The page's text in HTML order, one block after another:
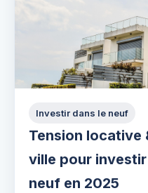
Investir dans le neuf
Tension locative
ville pour investir
neuf en 2025